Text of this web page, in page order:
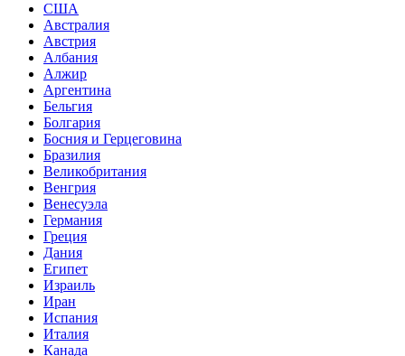
США
Австралия
Австрия
Албания
Алжир
Аргентина
Бельгия
Болгария
Босния и Герцеговина
Бразилия
Великобритания
Венгрия
Венесуэла
Германия
Греция
Дания
Египет
Израиль
Иран
Испания
Италия
Канада